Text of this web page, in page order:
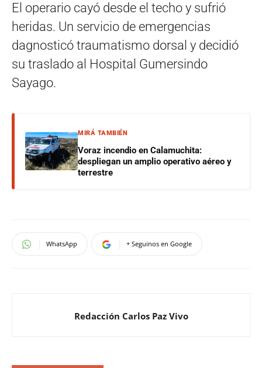
El operario cayó desde el techo y sufrió
heridas. Un servicio de emergencias
dagnosticó traumatismo dorsal y decidió
su traslado al Hospital Gumersindo
Sayago.
MIRÁ TAMBIÉN
Voraz incendio en Calamuchita:
despliegan un amplio operativo aéreo y
terrestre
WhatsApp + Seguinos en Google
Redacción Carlos Paz Vivo